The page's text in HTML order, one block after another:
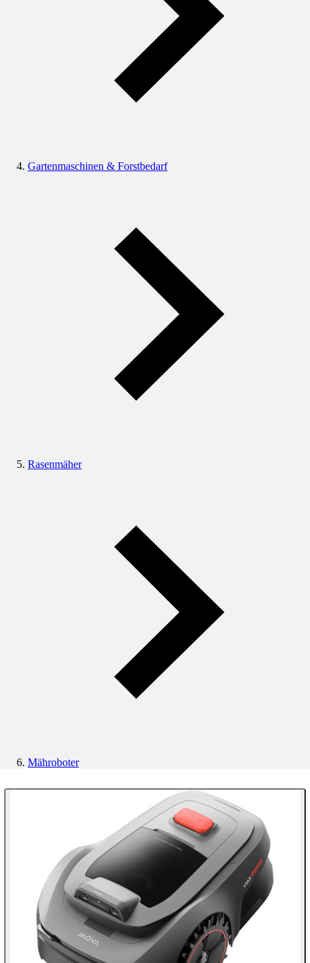
Gartenmaschinen & Forstbedarf
Rasenmäher
Mähroboter